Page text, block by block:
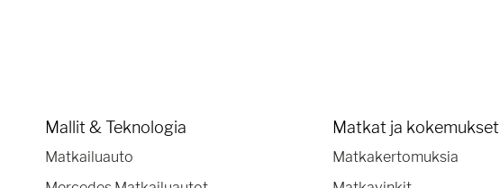
Mallit & Teknologia
Matkailuauto
Matkat ja kokemukset
Matkakertomuksia